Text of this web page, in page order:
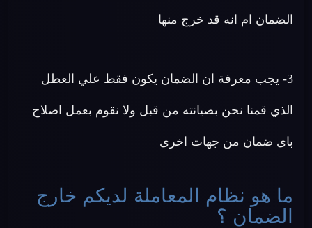
الضمان ام انه قد خرج منها
3- يجب معرفة ان الضمان يكون فقط علي العطل
الذي قمنا نحن بصيانته من قبل ولا نقوم بعمل اصلاح
باى ضمان من جهات اخرى
ما هو نظام المعاملة لديكم خارج
الضمان ؟